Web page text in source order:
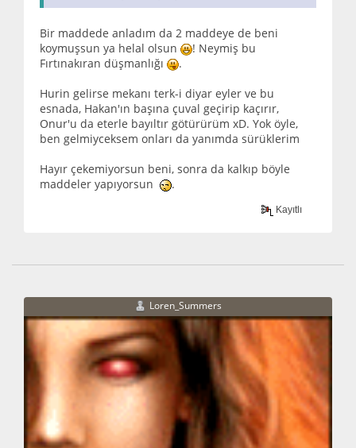
Bir maddede anladım da 2 maddeye de beni
koymuşsun ya helal olsun
! Neymiş bu
Fırtınakıran düşmanlığı
.
Hurin gelirse mekanı terk-i diyar eyler ve bu
esnada, Hakan'ın başına çuval geçirip kaçırır,
Onur'u da eterle bayıltır götürürüm xD. Yok öyle,
ben gelmiyceksem onları da yanımda sürüklerim
Hayır çekemiyorsun beni, sonra da kalkıp böyle
maddeler yapıyorsun
.
Kayıtlı
Loren_Summers